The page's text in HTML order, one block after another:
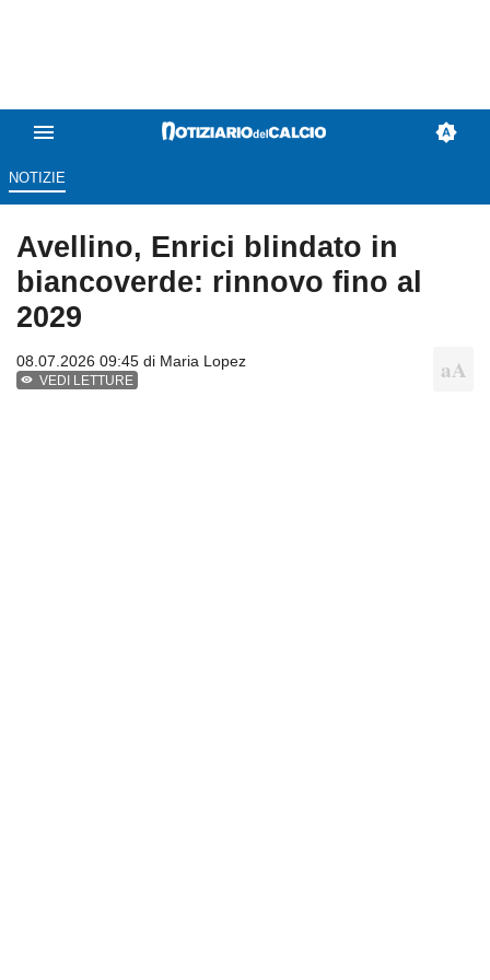
NOTIZIE
Avellino, Enrici blindato in
biancoverde: rinnovo fino al
2029
08.07.2026 09:45 di Maria Lopez
VEDI LETTURE